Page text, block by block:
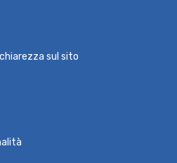
sul sito